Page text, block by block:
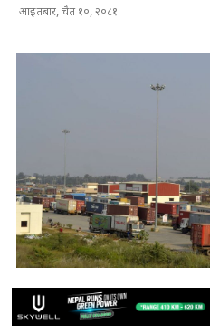
आइतबार, चैत १०, २०८१